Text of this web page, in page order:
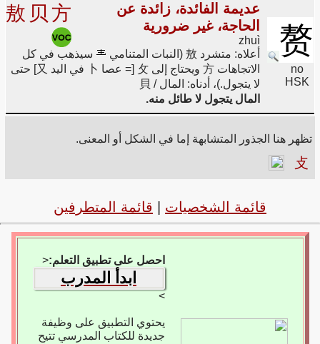
赘
no
HSK
عديمة الفائدة، زائدة عن
الحاجة، غير ضرورية
zhuì
敖 贝 方
أعلاه: متشرد 敖 (النبات المتنامي
سيذهب في كل
الاتجاهات 方 ويحتاج إلى 攵 [= عصا 卜 في اليد 又] حتى
لا يتجول.)، أدناه: المال / 貝
المال يتجول لا طائل منه.
تظهر هنا الجذور المتشابهة إما في الشكل أو المعنى.
攴
قائمة الشخصيات قائمة المتطرفين
احصل على تطبيق التعلم:<
ابدأ المدرب
>
يحتوي التطبيق على وظيفة
جديدة للكتاب المدرسي تتيح